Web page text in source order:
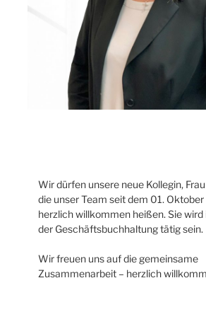
Wir dürfen unsere neue Kollegin,
die unser Team seit dem 01.
herzlich willkommen heißen. Sie
der Geschäftsbuchhaltung tätig sein.
Wir freuen uns auf die gemeinsame
Zusammenarbeit – herzlich